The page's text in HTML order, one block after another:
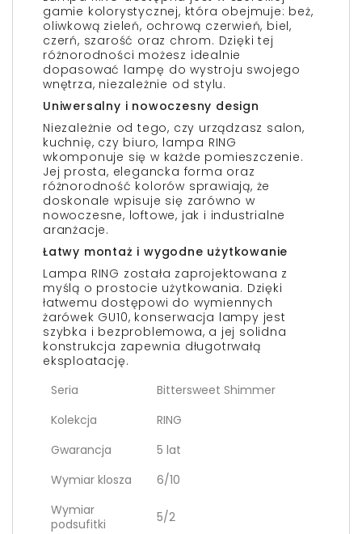
gamie kolorystycznej, która obejmuje: beż,
oliwkową zieleń, ochrową czerwień, biel,
czerń, szarość oraz chrom. Dzięki tej
różnorodności możesz idealnie
dopasować lampę do wystroju swojego
wnętrza, niezależnie od stylu.
Uniwersalny i nowoczesny design
Niezależnie od tego, czy urządzasz salon,
kuchnię, czy biuro, lampa RING
wkomponuje się w każde pomieszczenie.
Jej prosta, elegancka forma oraz
różnorodność kolorów sprawiają, że
doskonale wpisuje się zarówno w
nowoczesne, loftowe, jak i industrialne
aranżacje.
Łatwy montaż i wygodne użytkowanie
Lampa RING została zaprojektowana z
myślą o prostocie użytkowania. Dzięki
łatwemu dostępowi do wymiennych
żarówek GU10, konserwacja lampy jest
szybka i bezproblemowa, a jej solidna
konstrukcja zapewnia długotrwałą
eksploatację.
Seria
Bittersweet Shimmer
Kolekcja
RING
Gwarancja
5 lat
Wymiar klosza
6/10
Wymiar
podsufitki
5/2